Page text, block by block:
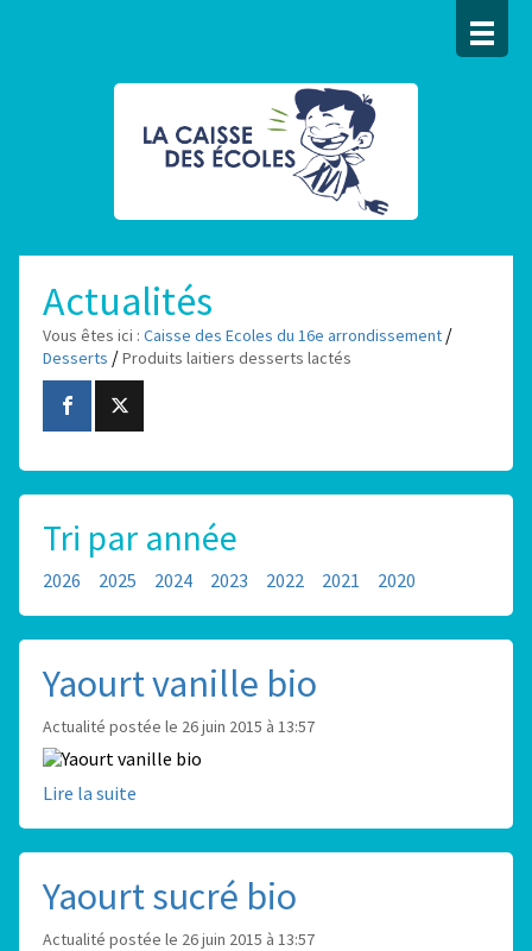
Actualités
Vous êtes ici : Caisse des Ecoles du 16e arrondissement /
Desserts /Produits laitiers desserts lactés
Tri par année
2026 2025 2024 2023 2022 2021 2020
Yaourt vanille bio
Actualité postée le 26 juin 2015 à 13:57
Lire la suite
Yaourt sucré bio
Actualité postée le 26 juin 2015 à 13:57